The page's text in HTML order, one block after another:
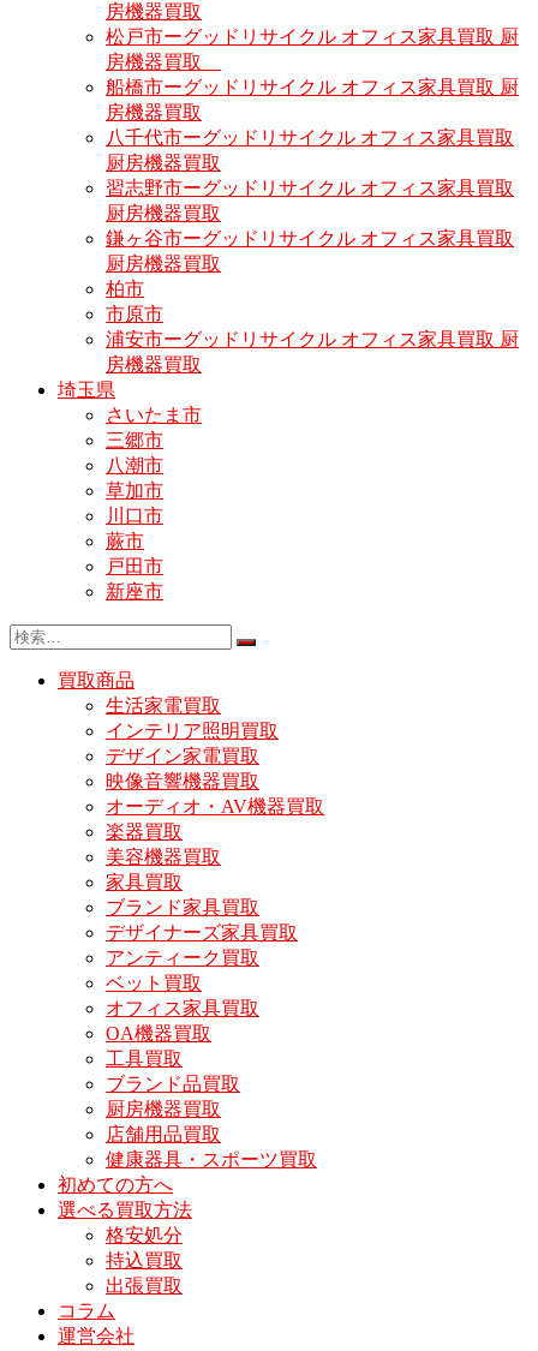
房機器買取
松戸市ーグッドリサイクル オフィス家具買取 厨
房機器買取
船橋市ーグッドリサイクル オフィス家具買取 厨
房機器買取
八千代市ーグッドリサイクル オフィス家具買取
厨房機器買取
習志野市ーグッドリサイクル オフィス家具買取
厨房機器買取
鎌ヶ谷市ーグッドリサイクル オフィス家具買取
厨房機器買取
柏市
市原市
浦安市ーグッドリサイクル オフィス家具買取 厨
房機器買取
埼玉県
さいたま市
三郷市
八潮市
草加市
川口市
蕨市
戸田市
新座市
買取商品
生活家電買取
インテリア照明買取
デザイン家電買取
映像音響機器買取
オーディオ・AV機器買取
楽器買取
美容機器買取
家具買取
ブランド家具買取
デザイナーズ家具買取
アンティーク買取
ベット買取
オフィス家具買取
OA機器買取
工具買取
ブランド品買取
厨房機器買取
店舗用品買取
健康器具・スポーツ買取
初めての方へ
選べる買取方法
格安処分
持込買取
出張買取
コラム
運営会社